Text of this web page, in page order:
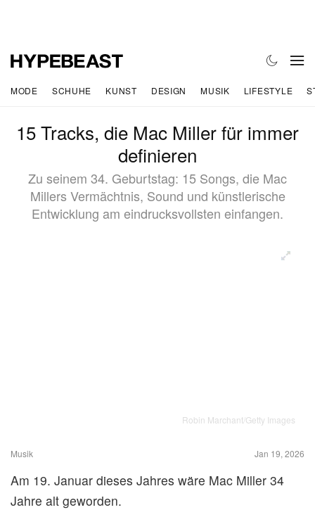
MODE SCHUHE KUNST DESIGN MUSIK LIFESTYLE
15 Tracks, die Mac Miller für immer
definieren
Zu seinem 34. Geburtstag: 15 Songs, die Mac
Millers Vermächtnis, Sound und künstlerische
Entwicklung am eindrucksvollsten einfangen.
Robin Marchant/Getty Images
Musik Jan 19, 2026
Am 19. Januar dieses Jahres wäre Mac Miller 34
Jahre alt geworden.